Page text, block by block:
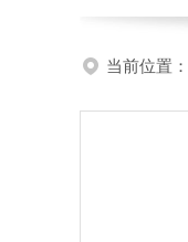
当前位置：